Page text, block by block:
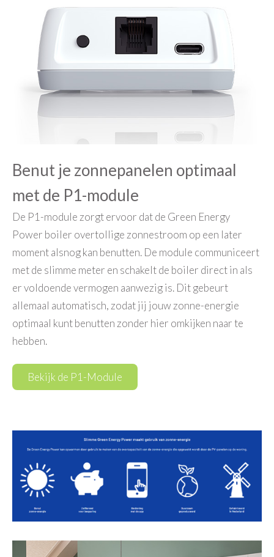
Benut je zonnepanelen optimaal
met de P1-module
De P1-module zorgt ervoor dat de Green Energy
Power boiler overtollige zonnestroom op een later
moment alsnog kan benutten. De module communiceert
met de slimme meter en schakelt de boiler direct in als
er voldoende vermogen aanwezig is. Dit gebeurt
allemaal automatisch, zodat jij jouw zonne-energie
optimaal kunt benutten zonder hier omkijken naar te
hebben.
Bekijk de P1-Module